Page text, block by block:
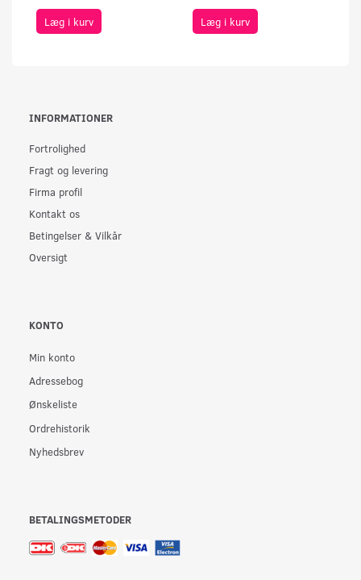
Læg i kurv Læg i kurv
INFORMATIONER
Fortrolighed
Fragt og levering
Firma profil
Kontakt os
Betingelser & Vilkår
Oversigt
KONTO
Min konto
Adressebog
Ønskeliste
Ordrehistorik
Nyhedsbrev
BETALINGSMETODER